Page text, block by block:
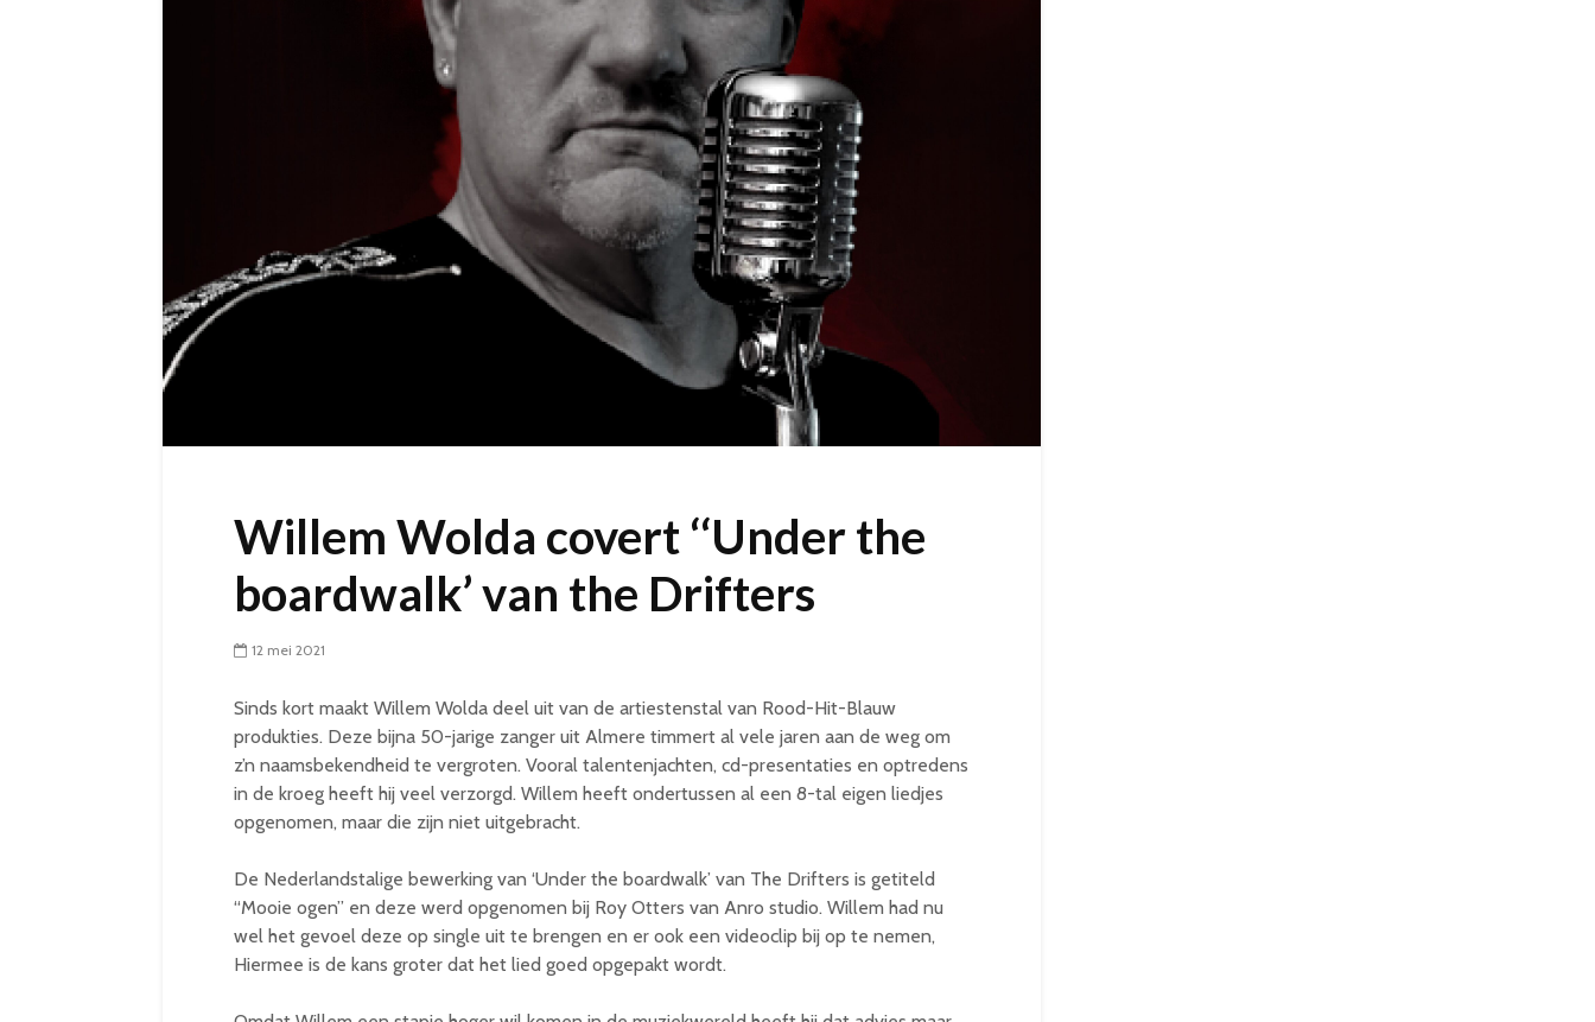
Willem Wolda covert ‘‘Under the
boardwalk’ van the Drifters
12 mei 2021
Sinds kort maakt Willem Wolda deel uit van de artiestenstal van Rood-Hit-Blauw
produkties. Deze bijna 50-jarige zanger uit Almere timmert al vele jaren aan de weg om
z’n naamsbekendheid te vergroten. Vooral talentenjachten, cd-presentaties en optredens
in de kroeg heeft hij veel verzorgd. Willem heeft ondertussen al een 8-tal eigen liedjes
opgenomen, maar die zijn niet uitgebracht.
De Nederlandstalige bewerking van ‘Under the boardwalk’ van The Drifters is getiteld
“Mooie ogen” en deze werd opgenomen bij Roy Otters van Anro studio. Willem had nu
wel het gevoel deze op single uit te brengen en er ook een videoclip bij op te nemen,
Hiermee is de kans groter dat het lied goed opgepakt wordt.